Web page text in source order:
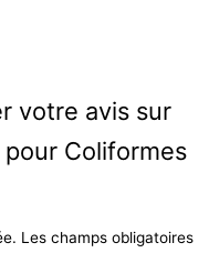
votre avis sur
pour Coliformes
Les champs obligatoires